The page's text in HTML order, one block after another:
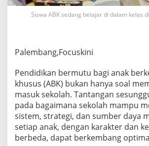
l
e
n
P
e
r
k
u
a
P
e
Siswa ABK sedang belajar di dalam kelas
Palembang,Focuskini
Pendidikan bermutu bagi anak
khusus (ABK) bukan hanya soal
masuk sekolah. Tantangan
pada bagaimana sekolah mampu
sistem, strategi, dan sumber daya
setiap anak, dengan karakter dan
berbeda, dapat berkembang